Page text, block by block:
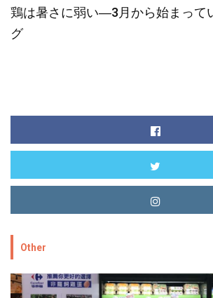
鶏は暑さに弱い―3月から始まって
グ
Other